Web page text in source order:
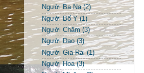
Người Ba Na (2)
Người Bố Y (1)
Người Chăm (3)
Người Dao (3)
Người Gia Rai (1)
Người Hoa (3)